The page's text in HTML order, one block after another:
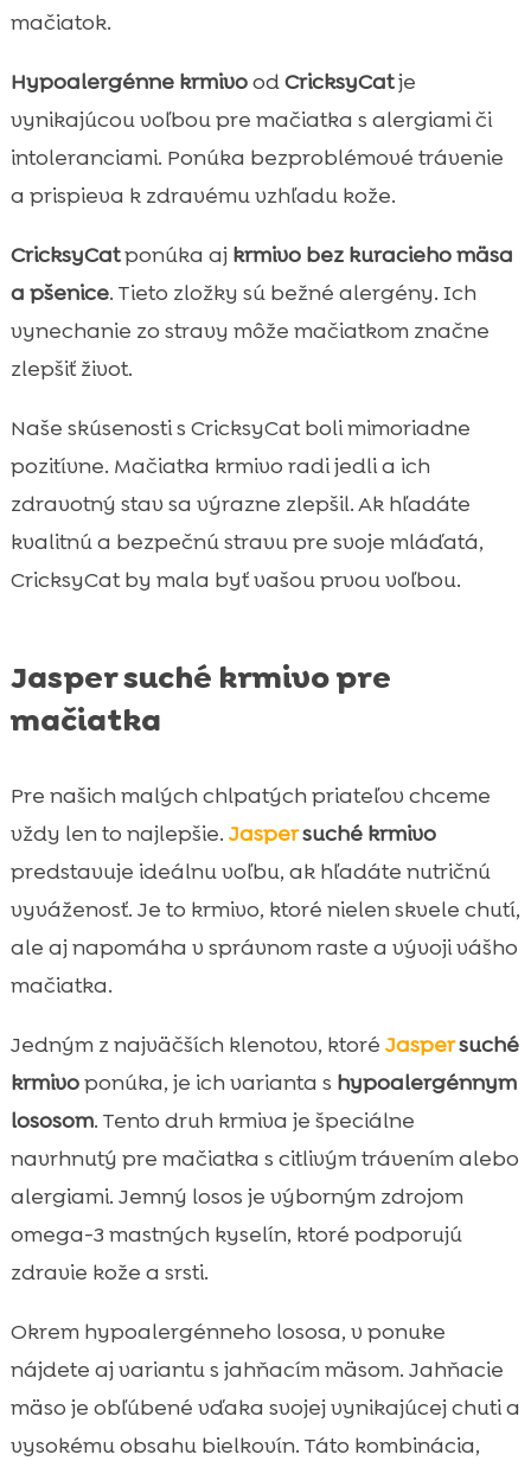
mačiatok.
Hypoalergénne krmivoodCricksyCatje
vynikajúcou voľbou pre mačiatka s alergiami či
intoleranciami. Ponúka bezproblémové trávenie
a prispieva k zdravému vzhľadu kože.
CricksyCatponúka aj krmivo bez kuracieho mäsa
a pšenice. Tieto zložky sú bežné alergény. Ich
vynechanie zo stravy môže mačiatkom značne
zlepšiť život.
Naše skúsenosti s CricksyCat boli mimoriadne
pozitívne. Mačiatka krmivo radi jedli a ich
zdravotný stav sa výrazne zlepšil. Ak hľadáte
kvalitnú a bezpečnú stravu pre svoje mláďatá,
CricksyCat by mala byť vašou prvou voľbou.
Jasper suché krmivo pre
mačiatka
Pre našich malých chlpatých priateľov chceme
vždy len to najlepšie. Jaspersuché krmivo
predstavuje ideálnu voľbu, ak hľadáte nutričnú
vyváženosť. Je to krmivo, ktoré nielen skvele chutí,
ale aj napomáha v správnom raste a vývoji vášho
mačiatka.
Jedným z najväčších klenotov, ktoré Jaspersuché
krmivoponúka, je ich varianta s hypoalergénnym
lososom. Tento druh krmiva je špeciálne
navrhnutý pre mačiatka s citlivým trávením alebo
alergiami. Jemný losos je výborným zdrojom
omega-3 mastných kyselín, ktoré podporujú
zdravie kože a srsti.
Okrem hypoalergénneho lososa, v ponuke
nájdete aj variantu s jahňacím mäsom. Jahňacie
mäso je obľúbené vďaka svojej vynikajúcej chuti a
vysokému obsahu bielkovín. Táto kombinácia,